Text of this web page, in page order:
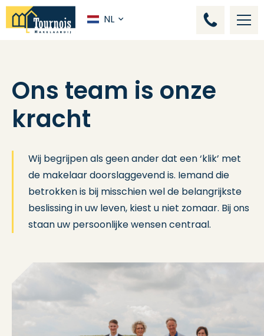
NL
Ons team is onze
kracht
Wij begrijpen als geen ander dat een ‘klik’ met
de makelaar doorslaggevend is. Iemand die
betrokken is bij misschien wel de belangrijkste
beslissing in uw leven, kiest u niet zomaar. Bij ons
staan uw persoonlijke wensen centraal.